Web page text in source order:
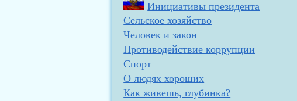
Инициативы президента
Сельское хозяйство
Человек и закон
Противодействие коррупции
Спорт
О людях хороших
Как живешь, глубинка?